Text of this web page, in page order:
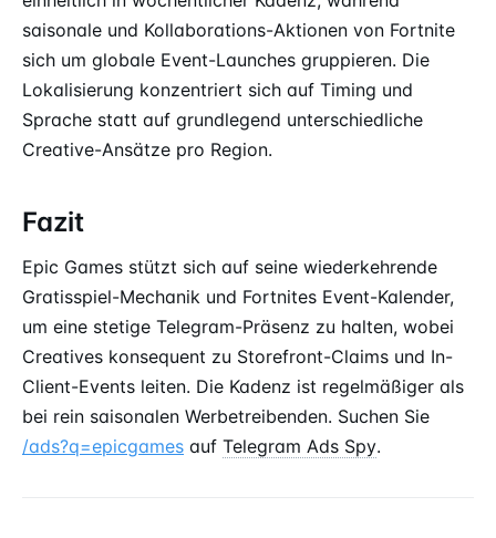
saisonale und Kollaborations-Aktionen von Fortnite
sich um globale Event-Launches gruppieren. Die
Lokalisierung konzentriert sich auf Timing und
Sprache statt auf grundlegend unterschiedliche
Creative-Ansätze pro Region.
Fazit
Epic Games stützt sich auf seine wiederkehrende
Gratisspiel-Mechanik und Fortnites Event-Kalender,
um eine stetige Telegram-Präsenz zu halten, wobei
Creatives konsequent zu Storefront-Claims und In-
Client-Events leiten. Die Kadenz ist regelmäßiger als
bei rein saisonalen Werbetreibenden. Suchen Sie
/ads?q=epicgames auf Telegram Ads Spy.